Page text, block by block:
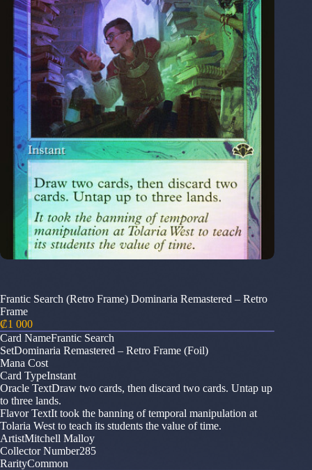
Frantic Search (Retro Frame) Dominaria Remastered – Retro
Frame
₡1 000
Card NameFrantic Search
SetDominaria Remastered – Retro Frame (Foil)
Mana Cost
Card TypeInstant
Oracle TextDraw two cards, then discard two cards. Untap up
to three lands.
Flavor TextIt took the banning of temporal manipulation at
Tolaria West to teach its students the value of time.
ArtistMitchell Malloy
Collector Number285
RarityCommon